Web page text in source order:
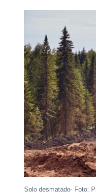
Solo desmatado- Foto: